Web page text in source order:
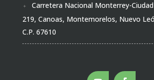
Carretera Nacional Monterrey-
219, Canoas, Montemorelos, Nuevo
C.P. 67610